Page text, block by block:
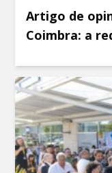
Artigo de
Coimbra: a